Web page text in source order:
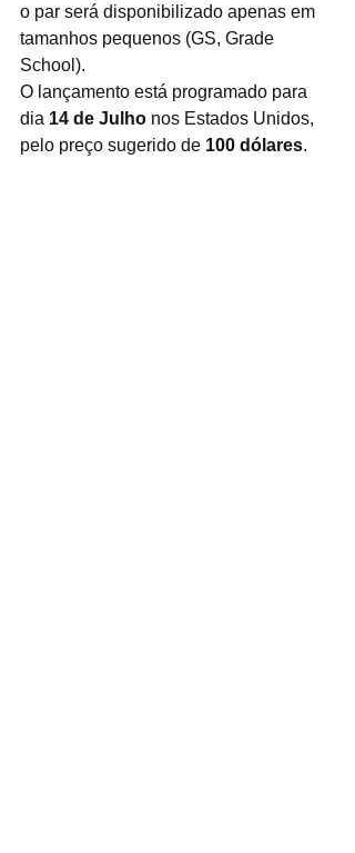
o par será disponibilizado apenas em
tamanhos pequenos (GS, Grade
School).
O lançamento está programado para
dia 14 de Julho nos Estados Unidos,
pelo preço sugerido de 100 dólares.